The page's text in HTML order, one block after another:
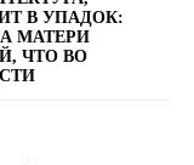
В УПАДОК:
МАТЕРИ
ЧТО ВО